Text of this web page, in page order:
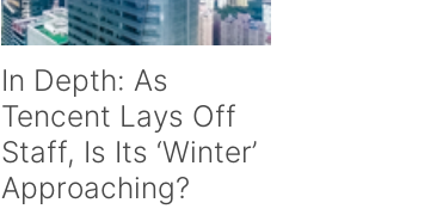
In Depth: As
Tencent Lays Off
Staff, Is Its ‘Winter’
Approaching?